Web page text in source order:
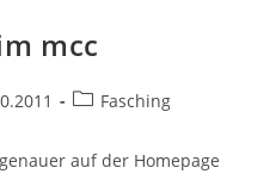
mcc
Beitrags-
Fasching
auf der Homepage